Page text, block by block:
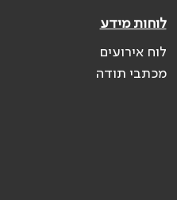
לוחות מידע
לוח אירועים
מכתבי תודה